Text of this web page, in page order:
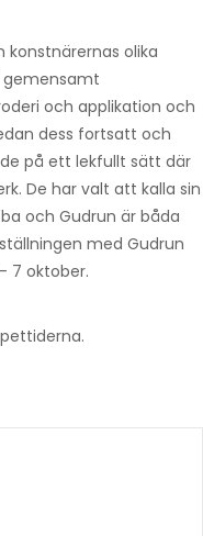
olika
och applikation och
dess fortsatt och
på ett lekfullt sätt där
De har valt att kalla sin
och Gudrun är båda
med Gudrun
7 oktober.